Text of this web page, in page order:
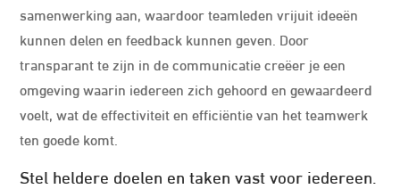
samenwerking aan, waardoor teamleden vrijuit ideeën
kunnen delen en feedback kunnen geven. Door
transparant te zijn in de communicatie creëer je een
omgeving waarin iedereen zich gehoord en gewaardeerd
voelt, wat de effectiviteit en efficiëntie van het teamwerk
ten goede komt.
Stel heldere doelen en taken vast voor iedereen.